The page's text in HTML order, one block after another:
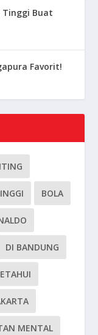
Tinggi Buat
Favorit!
BOLA
DI BANDUNG
MENTAL